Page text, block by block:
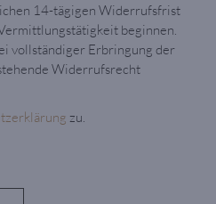
14-tägigen Widerrufsfrist
beginnen.
vollständiger Erbringung der
Widerrufsrecht
zu.